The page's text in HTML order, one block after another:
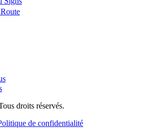
droits réservés.
de confidentialité